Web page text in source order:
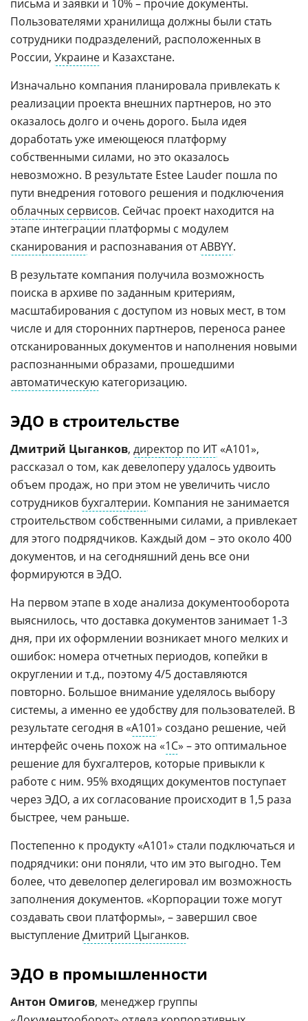
письма и заявки и 10% – прочие документы.
Пользователями хранилища должны были стать
сотрудники подразделений, расположенных в
России, Украине и Казахстане.
Изначально компания планировала привлекать к
реализации проекта внешних партнеров, но это
оказалось долго и очень дорого. Была идея
доработать уже имеющеюся платформу
собственными силами, но это оказалось
невозможно. В результате Estee Lauder пошла по
пути внедрения готового решения и подключения
облачных сервисов. Сейчас проект находится на
этапе интеграции платформы с модулем
сканирования и распознавания отABBYY.
В результате компания получила возможность
поиска в архиве по заданным критериям,
масштабирования с доступом из новых мест, в том
числе и для сторонних партнеров, переноса ранее
отсканированных документов и наполнения новыми
распознанными образами, прошедшими
автоматическую категоризацию.
ЭДО в строительстве
Дмитрий Цыганков, директор по ИТ «А101»,
рассказал о том, как девелоперу удалось удвоить
объем продаж, но при этом не увеличить число
сотрудников бухгалтерии. Компания не занимается
строительством собственными силами, а привлекает
для этого подрядчиков. Каждый дом – это около 400
документов, и на сегодняшний день все они
формируются в ЭДО.
На первом этапе в ходе анализа документооборота
выяснилось, что доставка документов занимает 1-3
дня, при их оформлении возникает много мелких и
ошибок: номера отчетных периодов, копейки в
округлении и т.д., поэтому 4/5 доставляются
повторно. Большое внимание уделялось выбору
системы, а именно ее удобству для пользователей. В
результате сегодня в «А101» создано решение, чей
интерфейс очень похож на «1С» – это оптимальное
решение для бухгалтеров, которые привыкли к
работе с ним. 95% входящих документов поступает
через ЭДО, а их согласование происходит в 1,5 раза
быстрее, чем раньше.
Постепенно к продукту «А101» стали подключаться и
подрядчики: они поняли, что им это выгодно. Тем
более, что девелопер делегировал им возможность
заполнения документов. «Корпорации тоже могут
создавать свои платформы», – завершил свое
выступлениеДмитрий Цыганков.
ЭДО в промышленности
Антон Омигов, менеджер группы